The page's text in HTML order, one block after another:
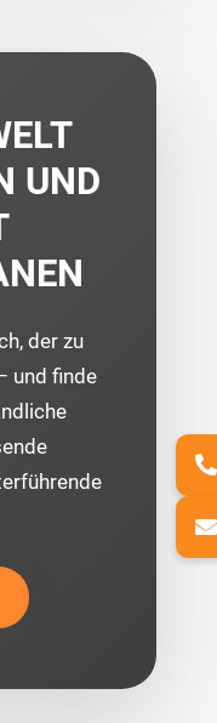
UND
der zu
und finde